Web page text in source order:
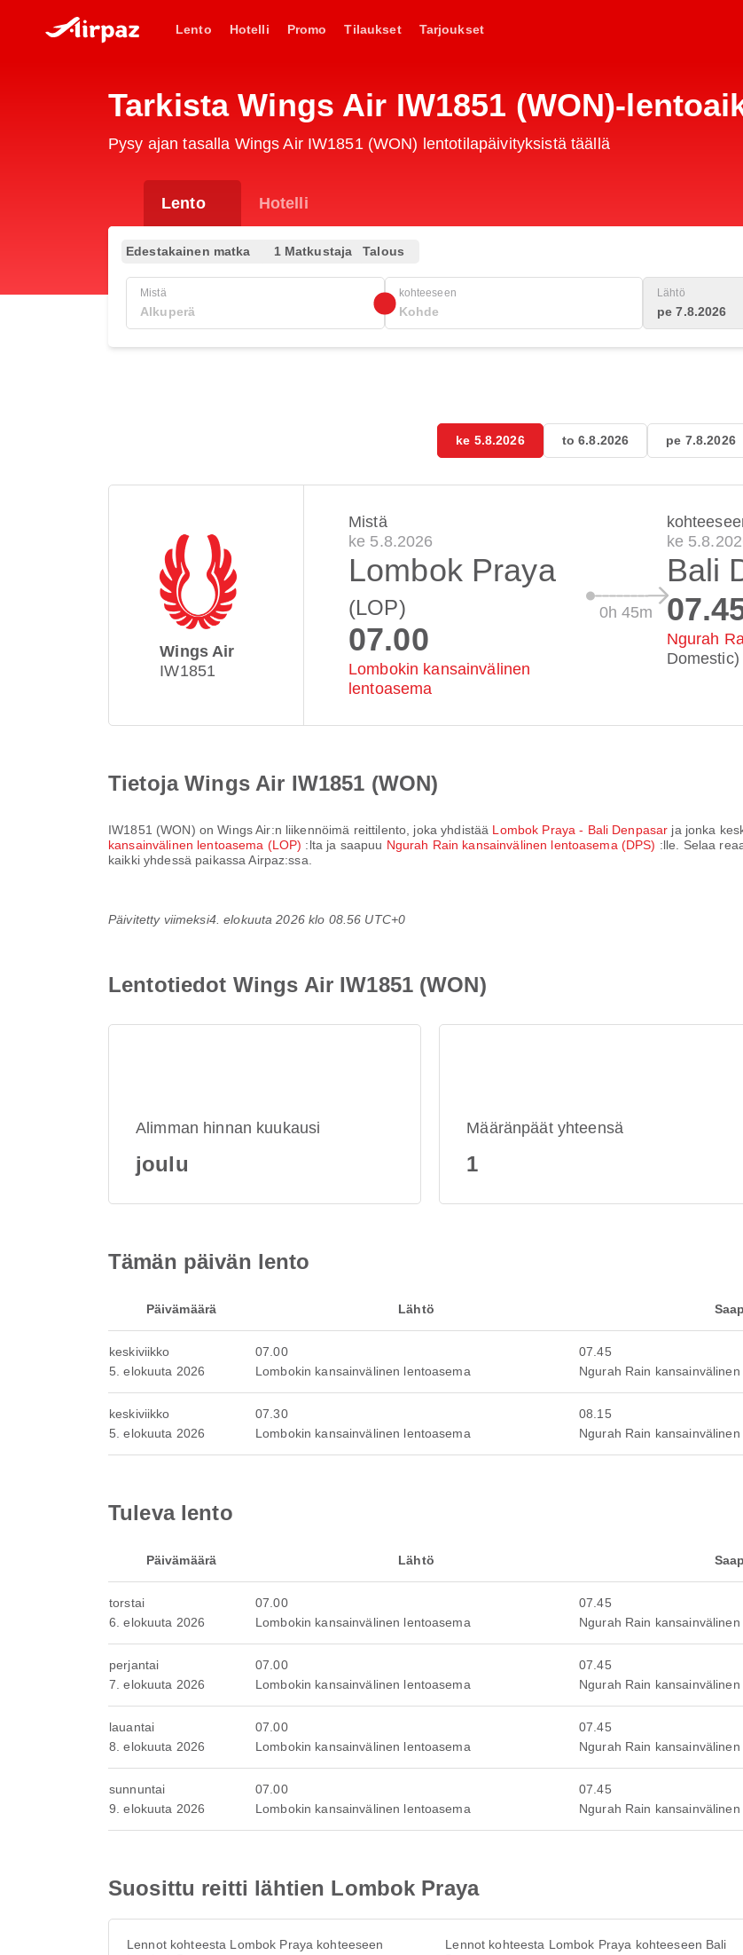
Lento Hotelli Promo Tilaukset Tarjoukset
Tarkista Wings Air IW1851 (WON)-
Pysy ajan tasalla Wings Air IW1851 (WON) lentotilapäivityksistä täällä
Lento Hotelli
Edestakainen matka 1 Matkustaja Talous
Mistä kohteeseen Lähtö
pe 7.8.2026
ke 5.8.2026 to 6.8.2026 pe 7.8.2026
Wings Air
IW1851
Mistä
ke 5.8.2026
Lombok Praya
(LOP)
07.00
Lombokin kansainvälinen
lentoasema
0h 45m
ke
Bali
Ngurah
Domestic)
Tietoja Wings Air IW1851 (WON)
IW1851 (WON) onWings Air:n liikennöimä reittilento, joka yhdistää Lombok Praya - Bali Denpasar ja jonka
kansainvälinen lentoasema (LOP) :lta ja saapuu Ngurah Rain kansainvälinen lentoasema (DPS) :lle. Selaa
kaikki yhdessä paikassa Airpaz:ssa.
Päivitetty viimeksi4. elokuuta 2026 klo 08.56 UTC+0
Lentotiedot Wings Air IW1851 (WON)
Alimman hinnan kuukausi
joulu
Määränpäät yhteensä
1
Tämän päivän lento
Päivämäärä Lähtö
keskiviikko
5. elokuuta 2026
07.00
Lombokin kansainvälinen lentoasema
07.45
Ngurah Rain
keskiviikko
5. elokuuta 2026
07.30
Lombokin kansainvälinen lentoasema
08.15
Ngurah Rain
Tuleva lento
Päivämäärä Lähtö
torstai
6. elokuuta 2026
07.00
Lombokin kansainvälinen lentoasema
07.45
Ngurah Rain
perjantai
7. elokuuta 2026
07.00
Lombokin kansainvälinen lentoasema
07.45
Ngurah Rain
lauantai
8. elokuuta 2026
07.00
Lombokin kansainvälinen lentoasema
07.45
Ngurah Rain
sunnuntai
9. elokuuta 2026
07.00
Lombokin kansainvälinen lentoasema
07.45
Ngurah Rain
Suosittu reitti lähtien Lombok Praya
Lennot kohteesta Lombok Praya kohteeseen
Lennot kohteesta Lombok Praya kohteeseen Bali